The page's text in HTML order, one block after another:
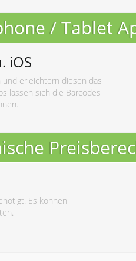
/ Tablet
iOS
und erleichtern diesen das
lassen sich die Barcodes
Es können